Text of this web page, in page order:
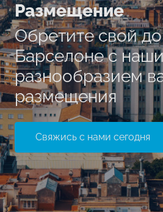
Размещение
Обретите свой
Барселоне с
разнообразием
размещения
Свяжись с нами сегодня